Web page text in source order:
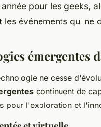
pour les geeks,
les événements qui ne
émergentes
ne cesse
continuent de
pour l'exploration et